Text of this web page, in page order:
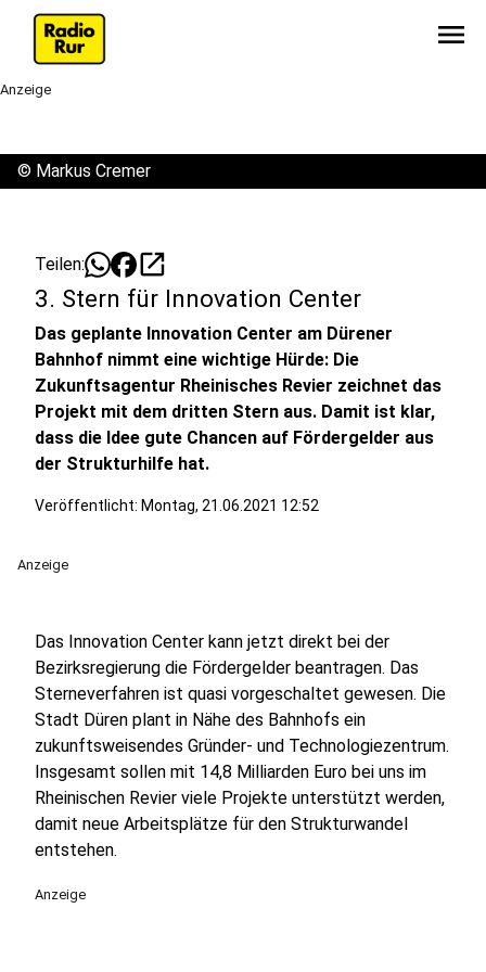
menu
Anzeige
© Markus Cremer
Teilen: open_in_new
3. Stern für Innovation Center
Das geplante Innovation Center am Dürener
Bahnhof nimmt eine wichtige Hürde: Die
Zukunftsagentur Rheinisches Revier zeichnet das
Projekt mit dem dritten Stern aus. Damit ist klar,
dass die Idee gute Chancen auf Fördergelder aus
der Strukturhilfe hat.
Veröffentlicht: Montag, 21.06.2021 12:52
Anzeige
Das Innovation Center kann jetzt direkt bei der
Bezirksregierung die Fördergelder beantragen. Das
Sterneverfahren ist quasi vorgeschaltet gewesen. Die
Stadt Düren plant in Nähe des Bahnhofs ein
zukunftsweisendes Gründer- und Technologiezentrum.
Insgesamt sollen mit 14,8 Milliarden Euro bei uns im
Rheinischen Revier viele Projekte unterstützt werden,
damit neue Arbeitsplätze für den Strukturwandel
entstehen.
Anzeige